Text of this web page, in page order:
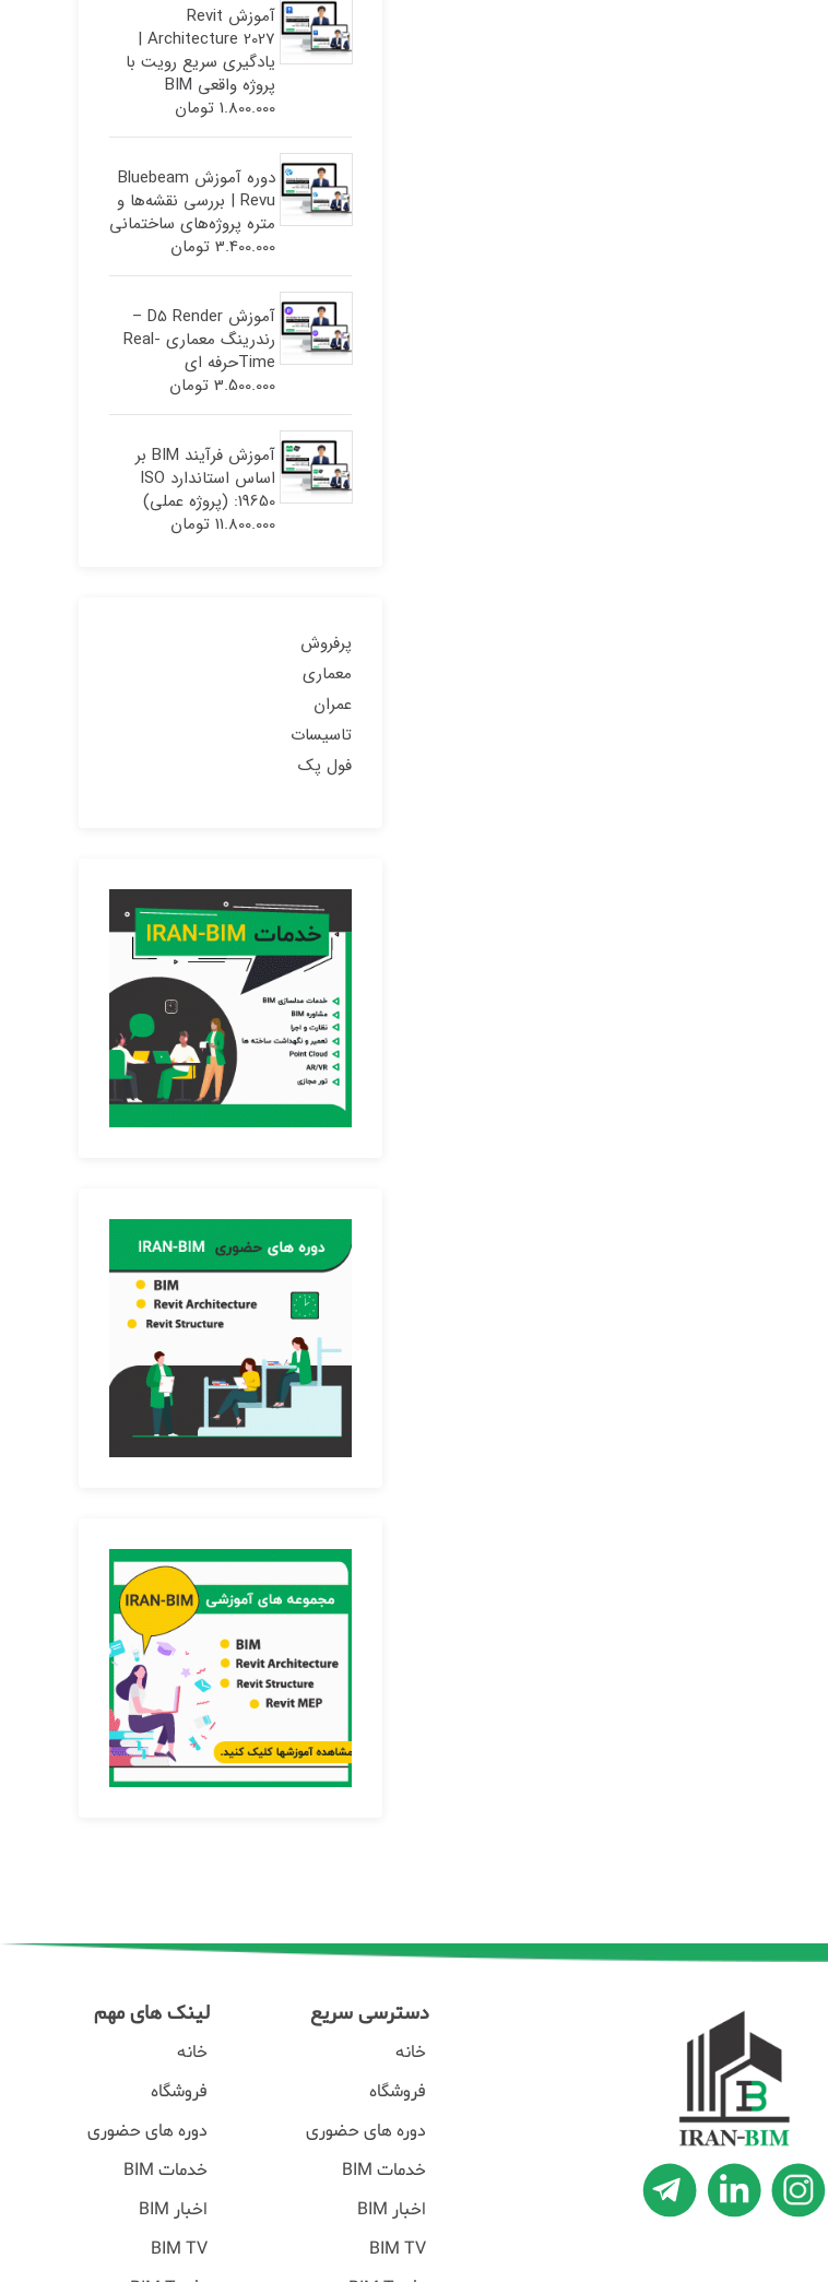
آموزش Revit
Architecture 2027 |
یادگیری سریع رویت با
پروژه واقعی BIM
1.800.000 تومان
دوره آموزش Bluebeam
Revu | بررسی نقشه‌ها و
متره پروژه‌های ساختمانی
3.400.000 تومان
آموزش D5 Render –
رندرینگ معماری Real-
Timeحرفه ای
3.500.000 تومان
آموزش فرآیند BIM بر
اساس استاندارد ISO
19650: (پروژه عملی)
11.800.000 تومان
پرفروش
معماری
عمران
تاسیسات
فول پک
دسترسی سریع
خانه
فروشگاه
دوره های حضوری
خدمات BIM
اخبار BIM
BIM TV
لینک های مهم
خانه
فروشگاه
دوره های حضوری
خدمات BIM
اخبار BIM
BIM TV